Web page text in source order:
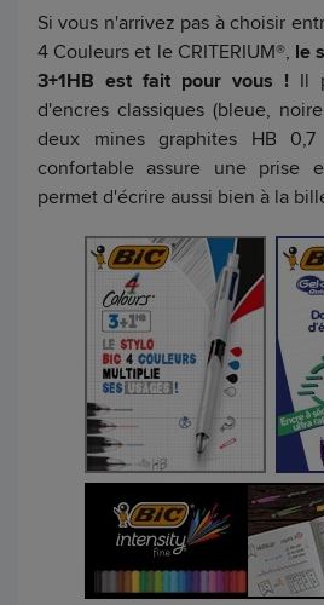
Si vous n'arrivez pas à choisir
4 Couleurs et le CRITERIUM®, le
3+1HB est fait pour vous ! Il
d'encres classiques (bleue,
deux mines graphites HB
confortable assure une prise
permet d'écrire aussi bien à la